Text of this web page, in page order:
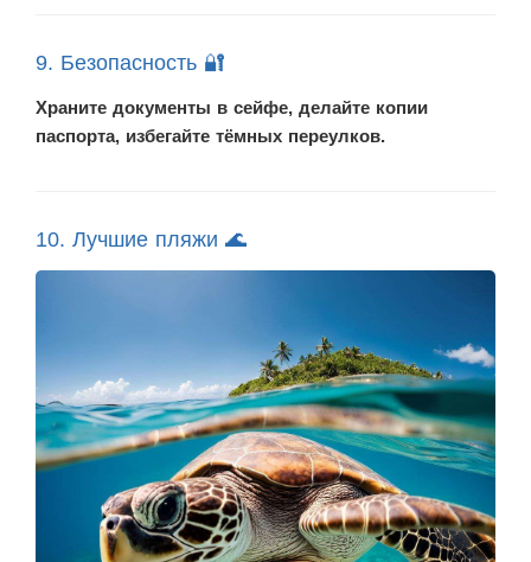
9. Безопасность 🔐
Храните документы в сейфе, делайте копии
паспорта, избегайте тёмных переулков.
10. Лучшие пляжи 🌊